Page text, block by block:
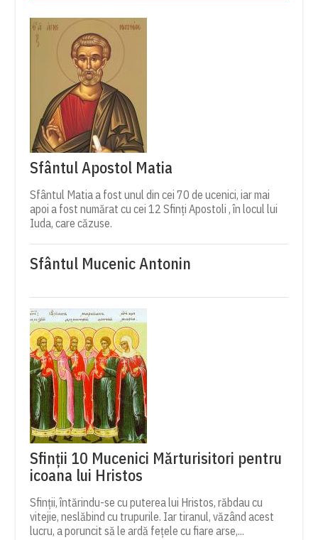
Sfântul Apostol Matia
Sfântul Matia a fost unul din cei 70 de ucenici, iar mai
apoi a fost numărat cu cei 12 Sfinți Apostoli , în locul lui
Iuda, care căzuse.
Sfântul Mucenic Antonin
Sfinții 10 Mucenici Mărturisitori pentru
icoana lui Hristos
Sfinții, întărindu-se cu puterea lui Hristos, răbdau cu
vitejie, neslăbind cu trupurile. Iar tiranul, văzând acest
lucru, a poruncit să le ardă fețele cu fiare arse,...